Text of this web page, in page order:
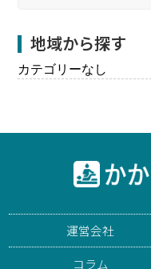
地域から探す
カテゴリーなし
運営会社
コラム